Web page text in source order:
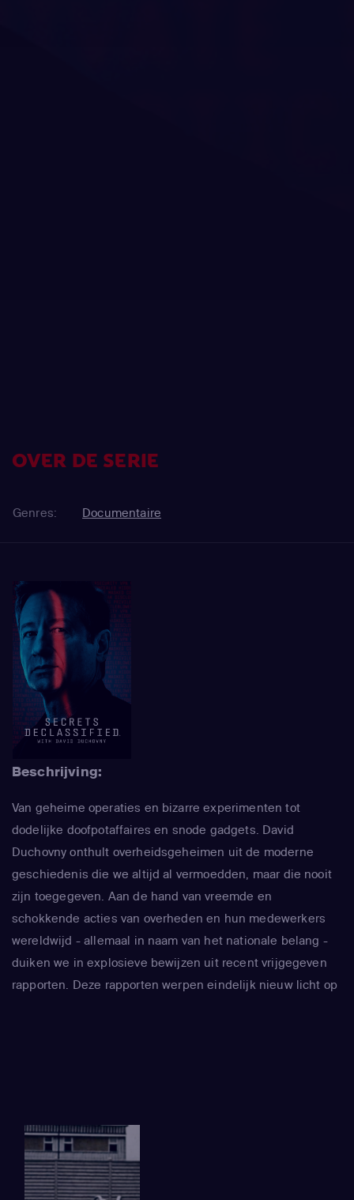
OVER DE SERIE
Genres: Documentaire
Beschrijving:
Van geheime operaties en bizarre experimenten tot
dodelijke doofpotaffaires en snode gadgets. David
Duchovny onthult overheidsgeheimen uit de moderne
geschiedenis die we altijd al vermoedden, maar die nooit
zijn toegegeven. Aan de hand van vreemde en
schokkende acties van overheden en hun medewerkers
wereldwijd - allemaal in naam van het nationale belang -
duiken we in explosieve bewijzen uit recent vrijgegeven
rapporten. Deze rapporten werpen eindelijk nieuw licht op